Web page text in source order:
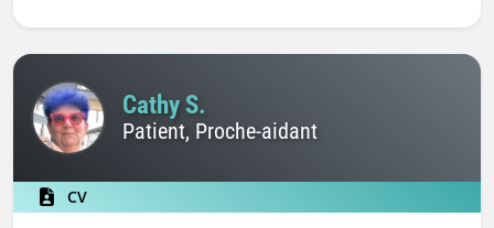
Cathy S.
Patient, Proche-aidant
CV